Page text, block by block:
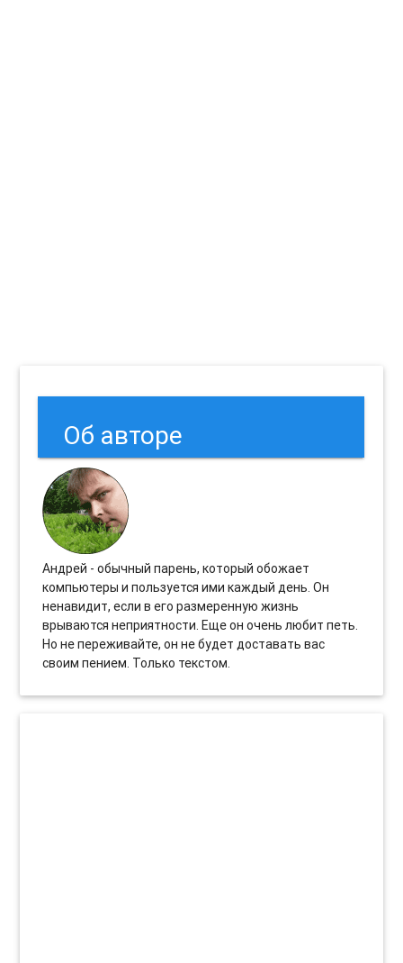
Об авторе
Андрей - обычный парень, который обожает
компьютеры и пользуется ими каждый день. Он
ненавидит, если в его размеренную жизнь
врываются неприятности. Еще он очень любит петь.
Но не переживайте, он не будет доставать вас
своим пением. Только текстом.